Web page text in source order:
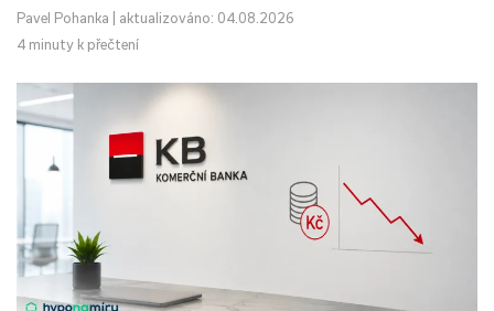
Pavel Pohanka
aktualizováno: 04.08.2026
4 minuty k přečtení